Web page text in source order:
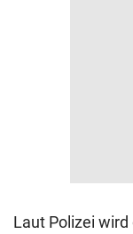
Laut Polizei